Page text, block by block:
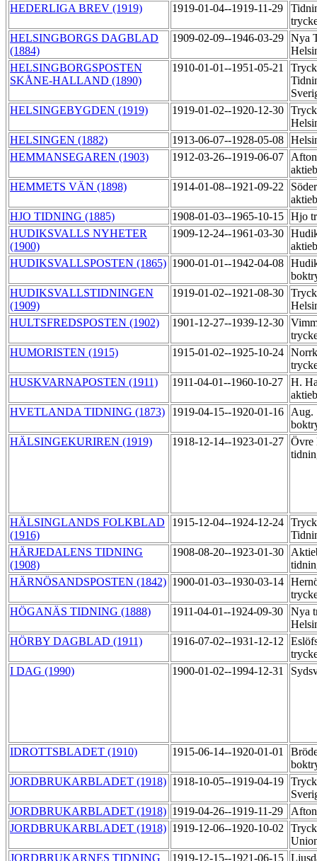
HEDERLIGA BREV (1919) 1919-01-04--1919-11-29
HELSINGBORGS DAGBLAD
(1884)
1909-02-09--1946-03-29 Nya
HELSINGBORGSPOSTEN
SKÅNE-HALLAND (1890)
1910-01-01--1951-05-21
HELSINGEBYGDEN (1919)
1919-01-02--1920-12-30
HELSINGEN (1882)
1913-06-07--1928-05-08
HEMMANSEGAREN (1903)
1912-03-26--1919-06-07
HEMMETS VÄN (1898)
1914-01-08--1921-09-22
HJO TIDNING (1885)
1908-01-03--1965-10-15 Hjo
HUDIKSVALLS NYHETER
(1900)
1909-12-24--1961-03-30
HUDIKSVALLSPOSTEN (1865) 1900-01-01--1942-04-08
HUDIKSVALLSTIDNINGEN
(1909)
1919-01-02--1921-08-30
HULTSFREDSPOSTEN (1902)
1901-12-27--1939-12-30
HUMORISTEN (1915)
1915-01-02--1925-10-24
HUSKVARNAPOSTEN (1911)
1911-04-01--1960-10-27
H.
HVETLANDA TIDNING (1873)
1919-04-15--1920-01-16
Aug.
HÄLSINGEKURIREN (1919)
1918-12-14--1923-01-27 Övre
HÄLSINGLANDS FOLKBLAD
(1916)
1915-12-04--1924-12-24
HÄRJEDALENS TIDNING
(1908)
1908-08-20--1923-01-30
HÄRNÖSANDSPOSTEN (1842) 1900-01-03--1930-03-14
HÖGANÄS TIDNING (1888)
1911-04-01--1924-09-30
Nya
HÖRBY DAGBLAD (1911)
1916-07-02--1931-12-12
I DAG (1990)
1900-01-02--1994-12-31
IDROTTSBLADET (1910) 1915-06-14--1920-01-01
JORDBRUKARBLADET (1918) 1918-10-05--1919-04-19
JORDBRUKARBLADET (1918) 1919-04-26--1919-11-29
JORDBRUKARBLADET (1918) 1919-12-06--1920-10-02
JORDBRUKARNES TIDNING
1919-12-15--1921-06-15